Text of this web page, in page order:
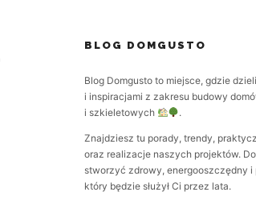
BLOG DOMGUSTO
Blog Domgusto to miejsce, gdzie
i inspiracjami z zakresu budowy
i szkieletowych
.
Znajdziesz tu porady, trendy,
oraz realizacje naszych projektów.
stworzyć zdrowy, energooszczędny i
który będzie służył Ci przez lata.